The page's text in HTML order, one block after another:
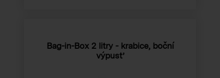
Bag-in-Box 2 litry - krabice, boční
výpusť